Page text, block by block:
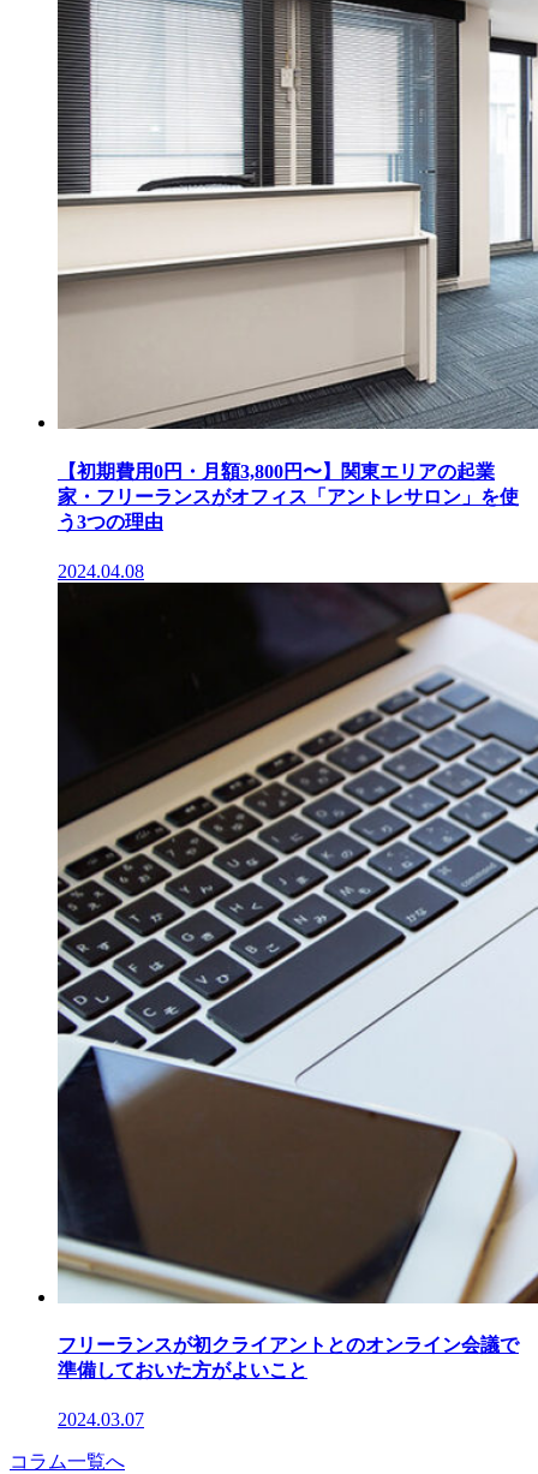
【初期費用0円・月額3,800円〜】関東エリアの起業
家・フリーランスがオフィス「アントレサロン」を使
う3つの理由
2024.04.08
フリーランスが初クライアントとのオンライン会議で
準備しておいた方がよいこと
2024.03.07
コラム一覧へ